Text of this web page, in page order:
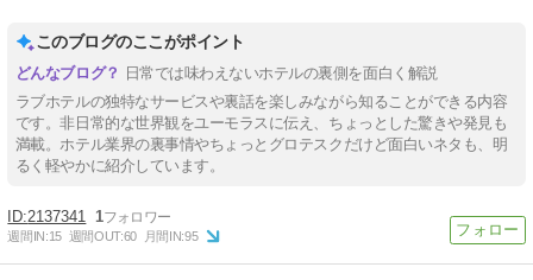
このブログのここがポイント
日常では味わえないホテルの裏側を面白く解説
ラブホテルの独特なサービスや裏話を楽しみながら知ることができる内容
です。非日常的な世界観をユーモラスに伝え、ちょっとした驚きや発見も
満載。ホテル業界の裏事情やちょっとグロテスクだけど面白いネタも、明
るく軽やかに紹介しています。
2137341 1
週間IN:15 週間OUT:60 月間IN:95